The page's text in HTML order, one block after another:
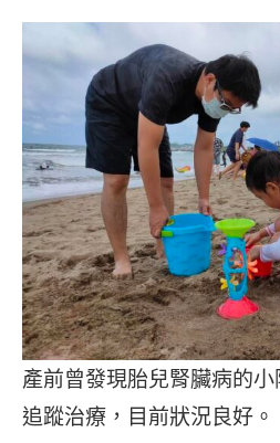
產前曾發現胎兒腎臟病的
追蹤治療，目前狀況良好。